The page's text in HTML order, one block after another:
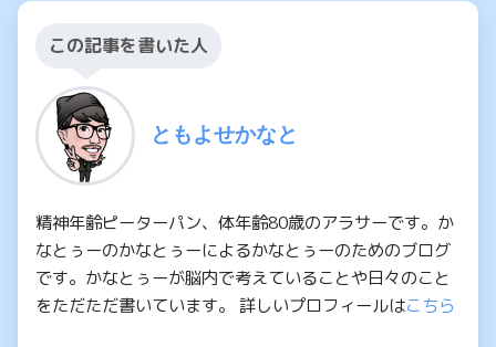
この記事を書いた人
ともよせかなと
精神年齢ピーターパン、体年齢80歳のアラサーです。か
なとぅーのかなとぅーによるかなとぅーのためのブログ
です。かなとぅーが脳内で考えていることや日々のこと
をただただ書いています。 詳しいプロフィールはこちら